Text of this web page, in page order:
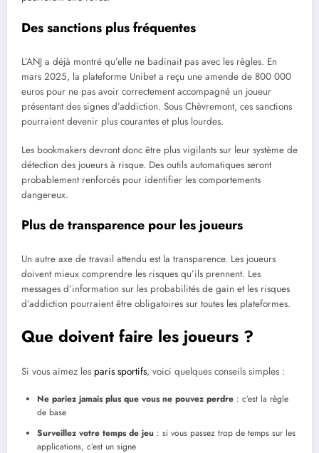
Des sanctions plus fréquentes
L’ANJ a déjà montré qu’elle ne badinait pas avec les règles. En
mars 2025, la plateforme Unibet a reçu une amende de 800 000
euros pour ne pas avoir correctement accompagné un joueur
présentant des signes d’addiction. Sous Chèvremont, ces sanctions
pourraient devenir plus courantes et plus lourdes.
Les bookmakers devront donc être plus vigilants sur leur système de
détection des joueurs à risque. Des outils automatiques seront
probablement renforcés pour identifier les comportements
dangereux.
Plus de transparence pour les joueurs
Un autre axe de travail attendu est la transparence. Les joueurs
doivent mieux comprendre les risques qu’ils prennent. Les
messages d’information sur les probabilités de gain et les risques
d’addiction pourraient être obligatoires sur toutes les plateformes.
Que doivent faire les joueurs ?
Si vous aimez les paris sportifs, voici quelques conseils simples :
Ne pariez jamais plus que vous ne pouvez perdre : c’est la règle
de base
Surveillez votre temps de jeu : si vous passez trop de temps sur les
applications, c’est un signe